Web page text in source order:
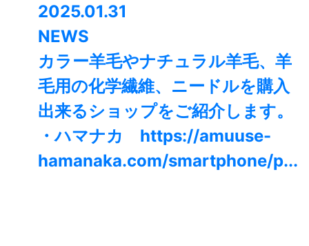
2025.01.31
NEWS
カラー羊毛やナチュラル羊毛、羊
毛用の化学繊維、ニードルを購入
出来るショップをご紹介します。
・ハマナカ https://amuuse-
hamanaka.com/smartphone/p...